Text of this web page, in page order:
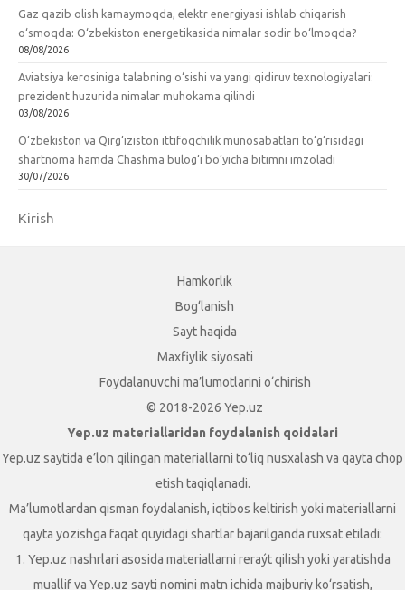
Gaz qazib olish kamaymoqda, elektr energiyasi ishlab chiqarish
o‘smoqda: O‘zbekiston energetikasida nimalar sodir bo‘lmoqda?
08/08/2026
Aviatsiya kerosiniga talabning o‘sishi va yangi qidiruv texnologiyalari:
prezident huzurida nimalar muhokama qilindi
03/08/2026
O‘zbekiston va Qirg‘iziston ittifoqchilik munosabatlari to‘g‘risidagi
shartnoma hamda Chashma bulog‘i bo‘yicha bitimni imzoladi
30/07/2026
Kirish
Hamkorlik
Bog‘lanish
Sayt haqida
Maxfiylik siyosati
Foydalanuvchi ma’lumotlarini o‘chirish
© 2018-2026 Yep.uz
Yep.uz materiallaridan foydalanish qoidalari
Yep.uz saytida e’lon qilingan materiallarni to‘liq nusxalash va qayta chop
etish taqiqlanadi.
Ma’lumotlardan qisman foydalanish, iqtibos keltirish yoki materiallarni
qayta yozishga faqat quyidagi shartlar bajarilganda ruxsat etiladi:
1. Yep.uz nashrlari asosida materiallarni reraýt qilish yoki yaratishda
muallif va Yep.uz sayti nomini matn ichida majburiy ko‘rsatish,